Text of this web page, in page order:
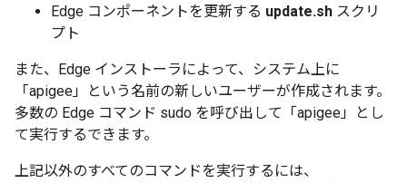
Edge コンポーネントを更新する update.sh スクリ
プト
また、Edge インストーラによって、システム上に
「apigee」という名前の新しいユーザーが作成されます。
多数の Edge コマンド sudo を呼び出して「apigee」とし
て実行するできます。
上記以外のすべてのコマンドを実行するには、